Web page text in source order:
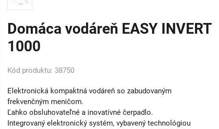
Domáca vodáreň EASY INVERT
1000
Kód produktu: 38750
Elektronická kompaktná vodáreň so zabudovaným
frekvenčným meničom.
Ľahko obsluhovateľné a inovatívné čerpadlo.
Integrovaný elektronický systém, vybavený technológiou